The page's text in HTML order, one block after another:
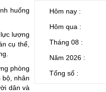
huống
lượng
cụ thể,
phòng
bộ, nhân
dân và
Hôm nay :
Hôm qua :
Tháng 08 :
Năm 2026 :
Tổng số :